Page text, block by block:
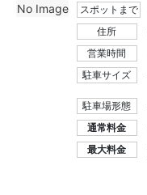
スポットまで
住所
営業時間
駐車サイズ
駐車場形態
通常料金
最大料金
No Image